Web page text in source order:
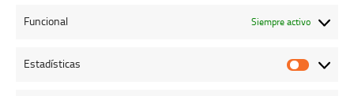
Funcional Siempre activo
Estadísticas